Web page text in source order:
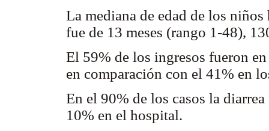
La mediana de edad de los
fue de 13 meses (rango 1-48),
El 59% de los ingresos fueron
en comparación con el 41% en
En el 90% de los casos la
10% en el hospital.